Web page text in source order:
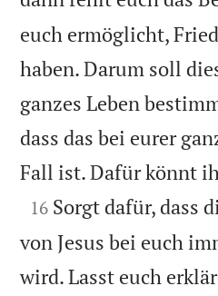
euch ermöglicht,
haben. Darum soll
ganzes Leben
dass das bei eurer
Fall ist. Dafür könnt

16 Sorgt dafür, dass
von Jesus bei euch
wird. Lasst euch